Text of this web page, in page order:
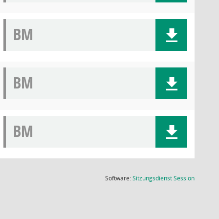
BM
BM
BM
Software:SitzungsdienstSession(Wird in